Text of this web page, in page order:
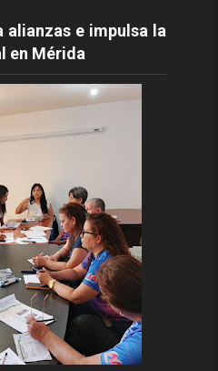
e impulsa la
en Mérida